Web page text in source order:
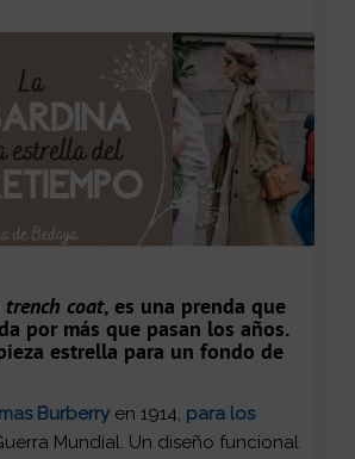
trench coat, es una prenda que
por más que pasan los años.
estrella para un fondo de
Burberryen 1914, para los
Mundial. Un diseño funcional